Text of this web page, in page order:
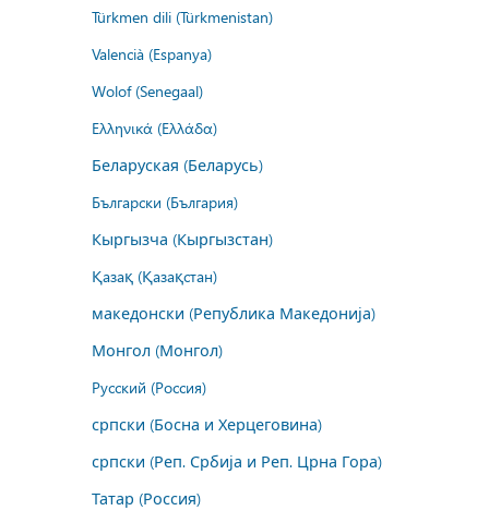
Türkmen dili (Türkmenistan)
Valencià (Espanya)
Wolof (Senegaal)
Ελληνικά (Ελλάδα)
Беларуская (Беларусь)
Български (България)
Кыргызча (Кыргызстан)
Қазақ (Қазақстан)
македонски (Република Македонија)
Монгол (Монгол)
Русский (Россия)
српски (Босна и Херцеговина)
српски (Реп. Србија и Реп. Црна Гора)
Татар (Россия)